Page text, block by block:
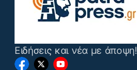
Ειδήσεις και νέα με άποψη!